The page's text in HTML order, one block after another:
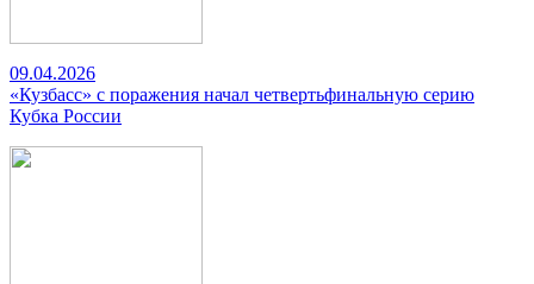
09.04.2026
«Кузбасс» с поражения начал четвертьфинальную серию
Кубка России